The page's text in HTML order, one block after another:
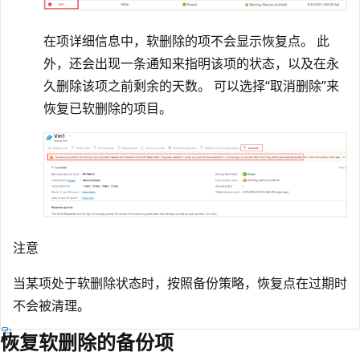
在项详细信息中，软删除的项不会显示恢复点。 此
外，还会出现一条通知来指明该项的状态，以及在永
久删除该项之前剩余的天数。 可以选择“取消删除”来
恢复已软删除的项目。
注意
当某项处于软删除状态时，按照备份策略，恢复点在过期时
不会被清理。
恢复软删除的备份项